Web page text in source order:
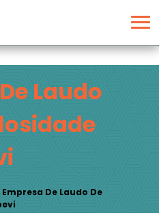
Laudo
Empresa De Laudo De